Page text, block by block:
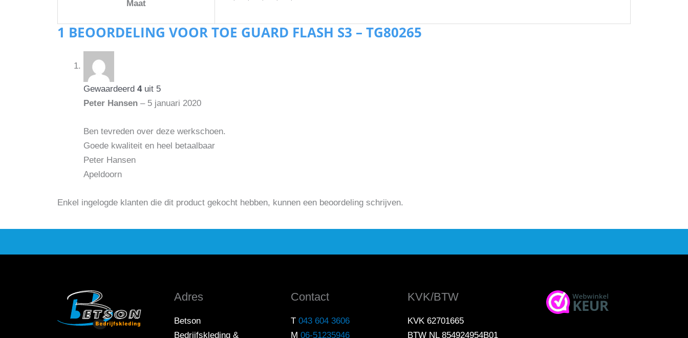
Maat
1 BEOORDELING VOOR TOE GUARD FLASH S3 – TG80265
Gewaardeerd 4uit 5
Peter Hansen – 5 januari 2020
Ben tevreden over deze werkschoen.
Goede kwaliteit en heel betaalbaar
Peter Hansen
Apeldoorn
Enkel ingelogde klanten die dit product gekocht hebben, kunnen een beoordeling schrijven.
Adres
Betson
Bedrijfskleding &
Contact
T 043 604 3606
M 06-51235946
KVK/BTW
KVK 62701665
BTW NL 854924954B01